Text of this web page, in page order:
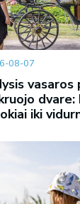
08-07
vasaros
iki